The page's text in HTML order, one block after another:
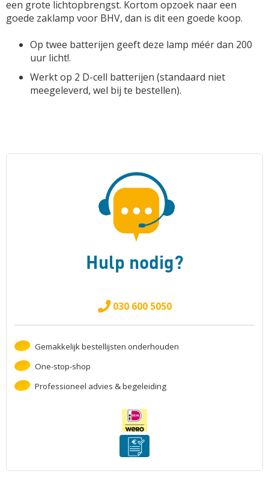
een grote lichtopbrengst. Kortom opzoek naar een
goede zaklamp voor BHV, dan is dit een goede koop.
Op twee batterijen geeft deze lamp méér dan 200
uur licht!.
Werkt op 2 D-cell batterijen (standaard niet
meegeleverd, wel bij te bestellen).
Hulp nodig?
030 600 5050
Gemakkelijk bestellijsten onderhouden
One-stop-shop
Professioneel advies & begeleiding